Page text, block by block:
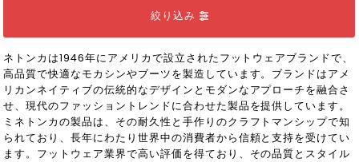
絞り込み
ネトンカは1946年にアメリカで設立されたフットウェアブランドで、
高品質で快適なモカシンやブーツを製造しています。ブランドはアメ
リカンネイティブの伝統的なデザインとモダンなアプローチを融合さ
せ、現代のファッショントレンドに合わせた製品を提供しています。
ミネトンカの製品は、その耐久性と手作りのクラフトマンシップで知
られており、長年にわたり世界中の消費者から信頼と支持を受けてい
ます。フットウェア業界で高い評価を得ており、その品質とスタイル